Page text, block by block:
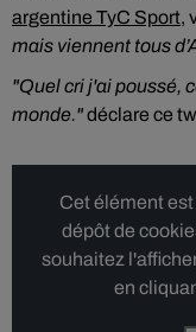
argentine TyC Sport,
mais viennent tous
"Quel cri j'ai poussé,
monde."déclare ce
Cet élément
dépôt de
souhaitez
en